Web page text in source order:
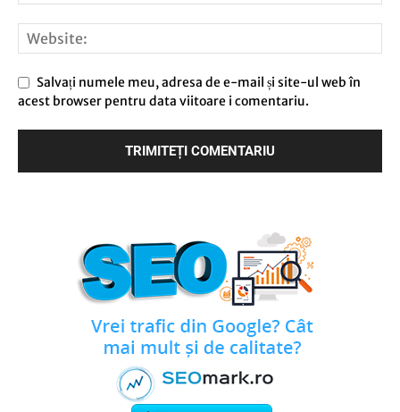
Salvați numele meu, adresa de e-mail și site-ul web în
acest browser pentru data viitoare i comentariu.